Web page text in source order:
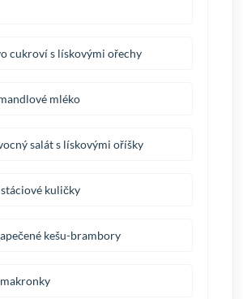
cukroví s lískovými ořechy
mléko
salát s lískovými oříšky
kuličky
kešu-brambory